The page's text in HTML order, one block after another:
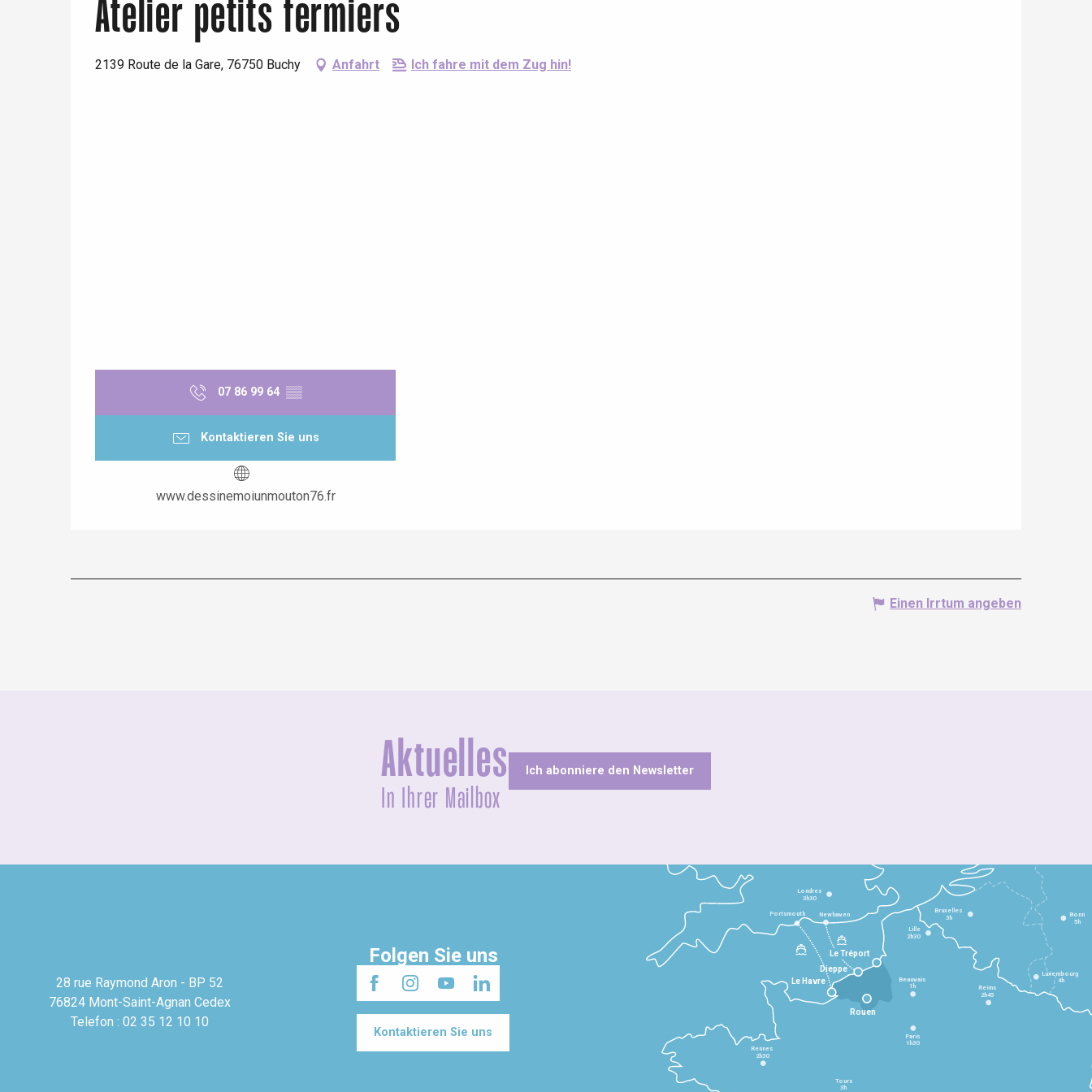
Paris 1h30
Atelier petits fermiers
2139 Route de la Gare, 76750 Buchy Anfahrt Ich fahre mit dem Zug hin!
07 86 99 64 ▒▒
Kontaktieren Sie uns
www.dessinemoiunmouton76.fr
Einen Irrtum angeben
Aktuelles
In Ihrer Mailbox
Ich abonniere den Newsletter
28 rue Raymond Aron - BP 52
76824 Mont-Saint-Agnan Cedex
Telefon : 02 35 12 10 10
Folgen Sie uns
Kontaktieren Sie uns
Le Havre
Dieppe
Le Tréport
Rennes
2h30
Tours
3h
Paris
1h30
Beauvais
1h Reims
2h45
Lille
2h30
Bruxelles
3h
Londres
3h30
Newhaven
Portsmouth Bonn
5h
Luxembourg
4h
Rouen